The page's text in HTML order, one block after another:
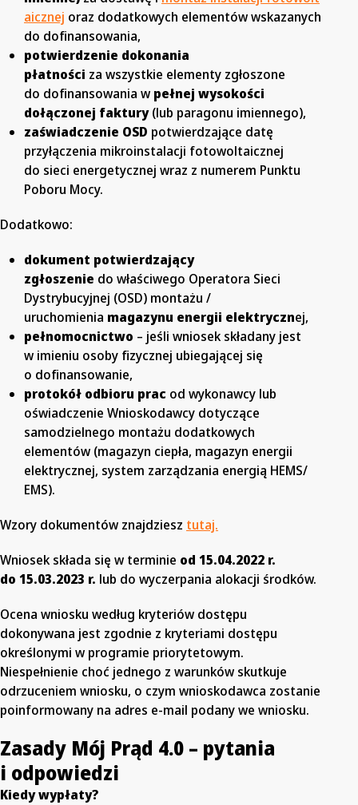
aicznej oraz dodatkowych elementów wskazanych
do dofinansowania,
potwierdzenie dokonania
płatności za wszystkie elementy zgłoszone
do dofinansowania w pełnej wysokości
dołączonej faktury(lub paragonu imiennego),
zaświadczenie OSD potwierdzające datę
przyłączenia mikroinstalacji fotowoltaicznej
do sieci energetycznej wraz z numerem Punktu
Poboru Mocy.
Dodatkowo:
dokument potwierdzający
zgłoszenie do właściwego Operatora Sieci
Dystrybucyjnej (OSD) montażu /
uruchomienia magazynu energii elektrycznej,
pełnomocnictwo – jeśli wniosek składany jest
w imieniu osoby fizycznej ubiegającej się
o dofinansowanie,
protokół odbioru prac od wykonawcy lub
oświadczenie Wnioskodawcy dotyczące
samodzielnego montażu dodatkowych
elementów (magazyn ciepła, magazyn energii
elektrycznej, system zarządzania energią HEMS/
EMS).
Wzory dokumentów znajdziesz tutaj.
Wniosek składa się w terminie od 15.04.2022 r.
do 15.03.2023 r. lub do wyczerpania alokacji środków.
Ocena wniosku według kryteriów dostępu
dokonywana jest zgodnie z kryteriami dostępu
określonymi w programie priorytetowym.
Niespełnienie choć jednego z warunków skutkuje
odrzuceniem wniosku, o czym wnioskodawca zostanie
poinformowany na adres e-mail podany we wniosku.
Zasady Mój Prąd 4.0 – pytania
i odpowiedzi
Kiedy wypłaty?